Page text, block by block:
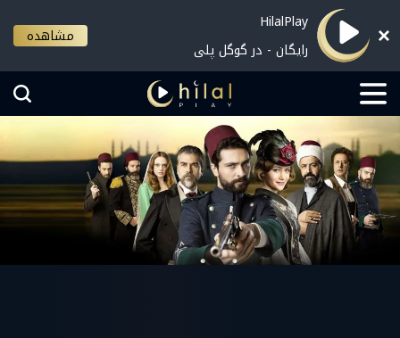
HilalPlay
رایگان - در گوگل پلی
مشاهده